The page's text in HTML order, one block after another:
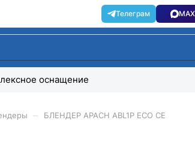
оснащение
БЛЕНДЕР APACH ABL1P ECO CE